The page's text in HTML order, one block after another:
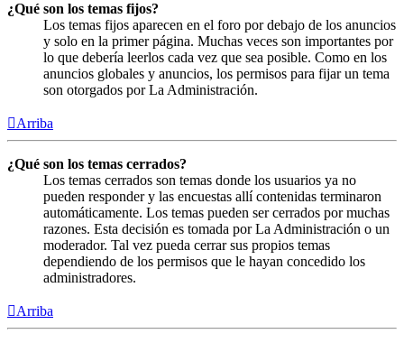
¿Qué son los temas fijos?
Los temas fijos aparecen en el foro por debajo de los anuncios
y solo en la primer página. Muchas veces son importantes por
lo que debería leerlos cada vez que sea posible. Como en los
anuncios globales y anuncios, los permisos para fijar un tema
son otorgados por La Administración.
Arriba
¿Qué son los temas cerrados?
Los temas cerrados son temas donde los usuarios ya no
pueden responder y las encuestas allí contenidas terminaron
automáticamente. Los temas pueden ser cerrados por muchas
razones. Esta decisión es tomada por La Administración o un
moderador. Tal vez pueda cerrar sus propios temas
dependiendo de los permisos que le hayan concedido los
administradores.
Arriba